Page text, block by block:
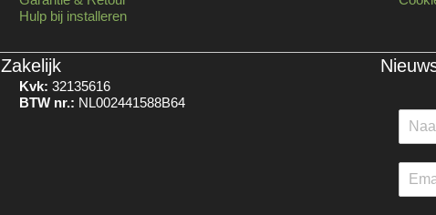
Hulp bij installeren
Zakelijk
Kvk: 32135616
BTW nr.: NL002441588B64